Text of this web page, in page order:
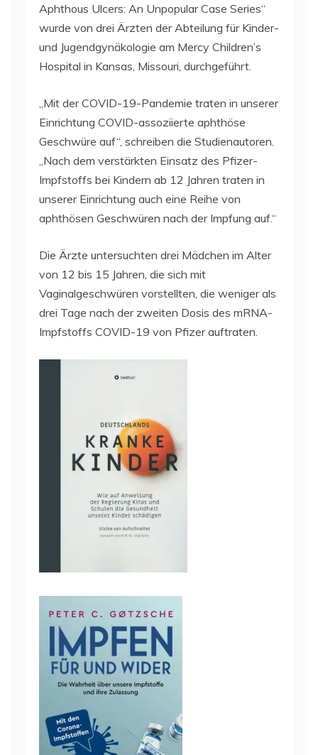
Aphthous Ulcers: An Unpopular Case Series“
wurde von drei Ärzten der Abteilung für Kinder-
und Jugendgynäkologie am Mercy Children’s
Hospital in Kansas, Missouri, durchgeführt.
„Mit der COVID-19-Pandemie traten in unserer
Einrichtung COVID-assoziierte aphthöse
Geschwüre auf“, schreiben die Studienautoren.
„Nach dem verstärkten Einsatz des Pfizer-
Impfstoffs bei Kindern ab 12 Jahren traten in
unserer Einrichtung auch eine Reihe von
aphthösen Geschwüren nach der Impfung auf.“
Die Ärzte untersuchten drei Mädchen im Alter
von 12 bis 15 Jahren, die sich mit
Vaginalgeschwüren vorstellten, die weniger als
drei Tage nach der zweiten Dosis des mRNA-
Impfstoffs COVID-19 von Pfizer auftraten.